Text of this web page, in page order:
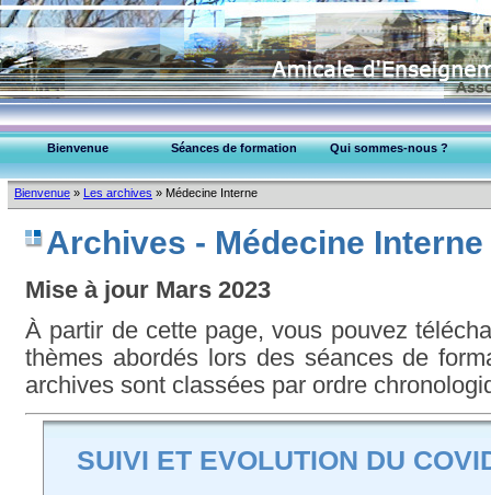
Bienvenue » Les archives » Médecine Interne
Archives - Médecine Interne
Mise à jour Mars 2023
À partir de cette page, vous pouvez
thèmes abordés lors des séances de
archives sont classées par ordre
SUIVI ET EVOLUTION DU
Bienvenue Séances de formation
Qui sommes-nous ?
EPU-95 Montmorency